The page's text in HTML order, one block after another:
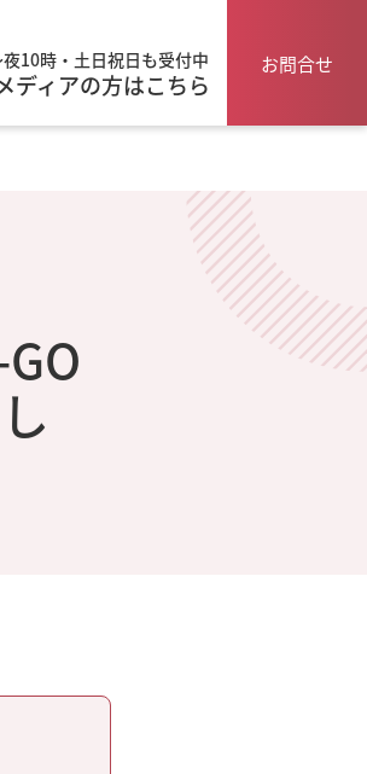
10時・土日祝日も受付中
ディアの方はこちら
お問合せ